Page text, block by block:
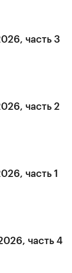
часть 3
часть 2
часть 1
часть 4